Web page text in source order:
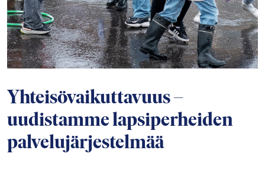
Yhteisövaikuttavuus –
uudistamme lapsiperheiden
palvelujärjestelmää